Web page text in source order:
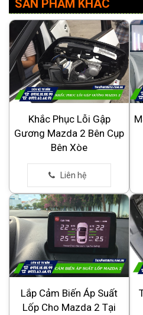
SẢN PHẨM KHÁC
Khắc Phục Lỗi Gập
Gương Mazda 2 Bên Cụp
Bên Xòe
Lắp Cảm Biến Áp Suất
Lốp Cho Mazda 2 Tại